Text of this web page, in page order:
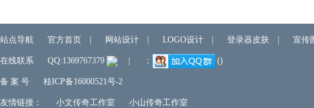
站点导航 官方首页 网站设计 LOGO设计 登录器皮肤 宣传
在线联系 QQ:1369767379 ： ()
备 案 号 桂ICP备16000521号-2
友情链接： 小文传奇工作室 小山传奇工作室